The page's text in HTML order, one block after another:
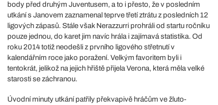
body před druhým Juventusem, a to i přesto, že v posledním
utkání s Janovem zaznamenal teprve třetí ztrátu z posledních 12
ligových zápasů. Stále však Nerazzurri prohráli od startu ročníku
pouze jednou, do karet jim navíc hrála i zajímavá statistika. Od
roku 2014 totiž neodešli z prvního ligového střetnutí v
kalendářním roce jako poražení. Velkým favoritem byli i
tentokrát, jelikož na jejich hřiště přijela Verona, která měla velké
starosti se záchranou.
Úvodní minuty utkání patřily překvapivě hráčům ve žluto-